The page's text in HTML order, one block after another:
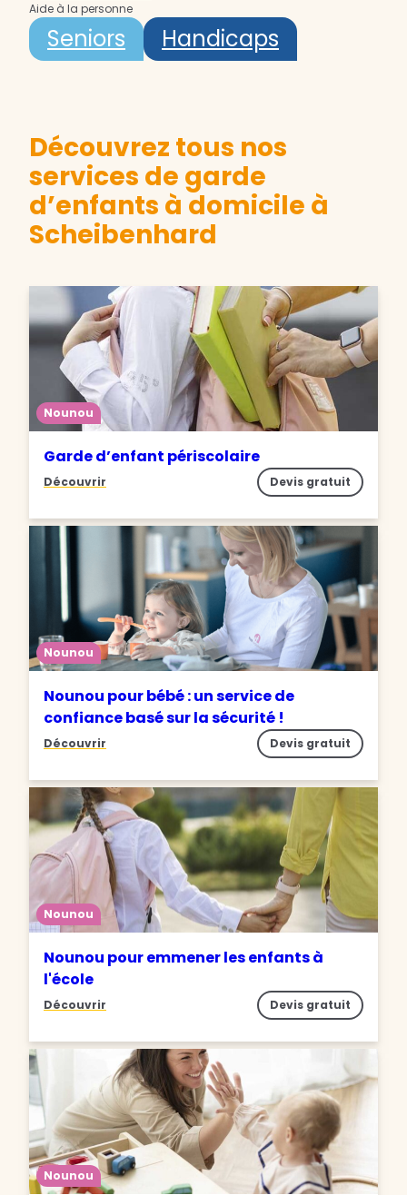
Aide à la personne
Seniors Handicaps
Découvrez tous nos
services de garde
d’enfants à domicile à
Scheibenhard
Nounou
Garde d’enfant périscolaire
Découvrir Devis gratuit
Nounou
Nounou pour bébé : un service de
confiance basé sur la sécurité !
Découvrir Devis gratuit
Nounou
Nounou pour emmener les enfants à
l'école
Découvrir Devis gratuit
Nounou